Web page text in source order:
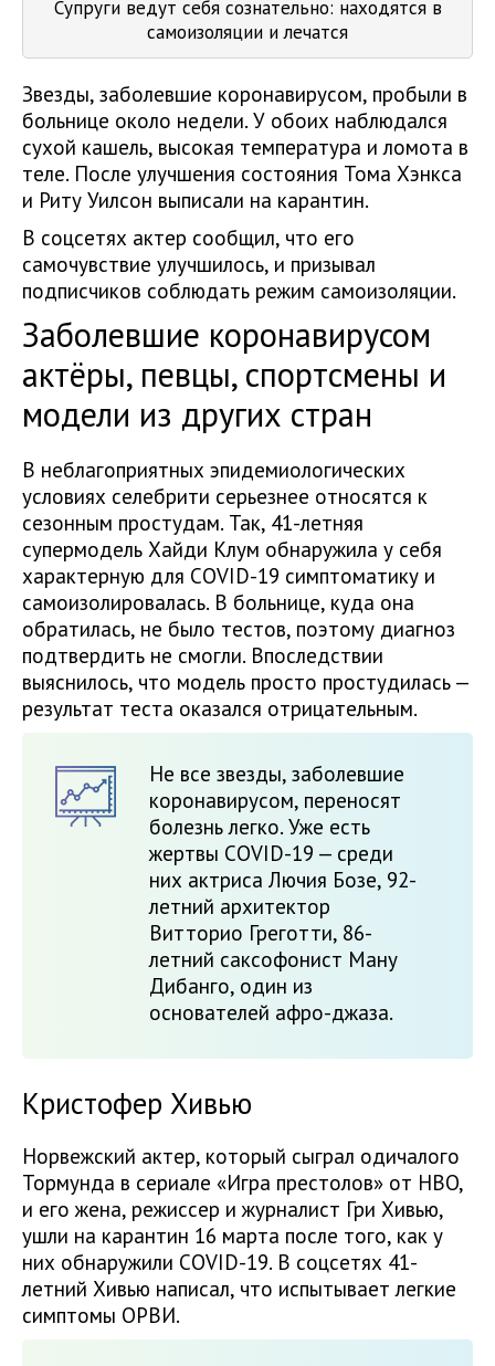
Супруги ведут себя сознательно: находятся в
самоизоляции и лечатся
Звезды, заболевшие коронавирусом, пробыли в
больнице около недели. У обоих наблюдался
сухой кашель, высокая температура и ломота в
теле. После улучшения состояния Тома Хэнкса
и Риту Уилсон выписали на карантин.
В соцсетях актер сообщил, что его
самочувствие улучшилось, и призывал
подписчиков соблюдать режим самоизоляции.
Заболевшие коронавирусом
актёры, певцы, спортсмены и
модели из других стран
В неблагоприятных эпидемиологических
условиях селебрити серьезнее относятся к
сезонным простудам. Так, 41-летняя
супермодель Хайди Клум обнаружила у себя
характерную для COVID-19 симптоматику и
самоизолировалась. В больнице, куда она
обратилась, не было тестов, поэтому диагноз
подтвердить не смогли. Впоследствии
выяснилось, что модель просто простудилась —
результат теста оказался отрицательным.
Не все звезды, заболевшие
коронавирусом, переносят
болезнь легко. Уже есть
жертвы COVID-19 — среди
них актриса Лючия Бозе, 92-
летний архитектор
Витторио Греготти, 86-
летний саксофонист Ману
Дибанго, один из
основателей афро-джаза.
Кристофер Хивью
Норвежский актер, который сыграл одичалого
Тормунда в сериале «Игра престолов» от HBO,
и его жена, режиссер и журналист Гри Хивью,
ушли на карантин 16 марта после того, как у
них обнаружили COVID-19. В соцсетях 41-
летний Хивью написал, что испытывает легкие
симптомы ОРВИ.